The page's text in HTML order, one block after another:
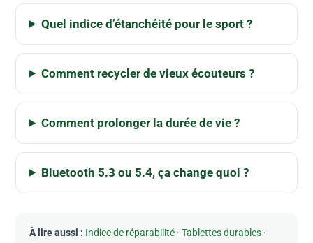
Quel indice d’étanchéité pour le sport ?
Comment recycler de vieux écouteurs ?
Comment prolonger la durée de vie ?
Bluetooth 5.3 ou 5.4, ça change quoi ?
À lire aussi : Indice de réparabilité ·Tablettes durables ·